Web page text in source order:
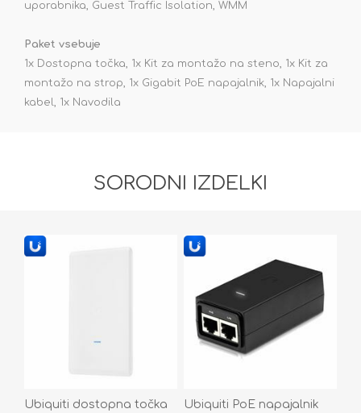
uporabnika, Guest Traffic Isolation, WMM
Paket vsebuje
1x Dostopna točka, 1x Kit za montažo na steno, 1x Kit za
montažo na strop, 1x Gigabit PoE napajalnik, 1x Napajalni
kabel, 1x Navodila
SORODNI IZDELKI
Ubiquiti dostopna točka
Ubiquiti PoE napajalnik